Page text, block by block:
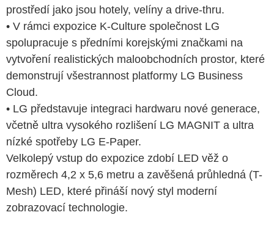
prostředí jako jsou hotely, velíny a drive-thru.
• V rámci expozice K-Culture společnost LG
spolupracuje s předními korejskými značkami na
vytvoření realistických maloobchodních prostor, které
demonstrují všestrannost platformy LG Business
Cloud.
• LG představuje integraci hardwaru nové generace,
včetně ultra vysokého rozlišení LG MAGNIT a ultra
nízké spotřeby LG E-Paper.
Velkolepý vstup do expozice zdobí LED věž o
rozměrech 4,2 x 5,6 metru a zavěšená průhledná (T-
Mesh) LED, které přináší nový styl moderní
zobrazovací technologie.